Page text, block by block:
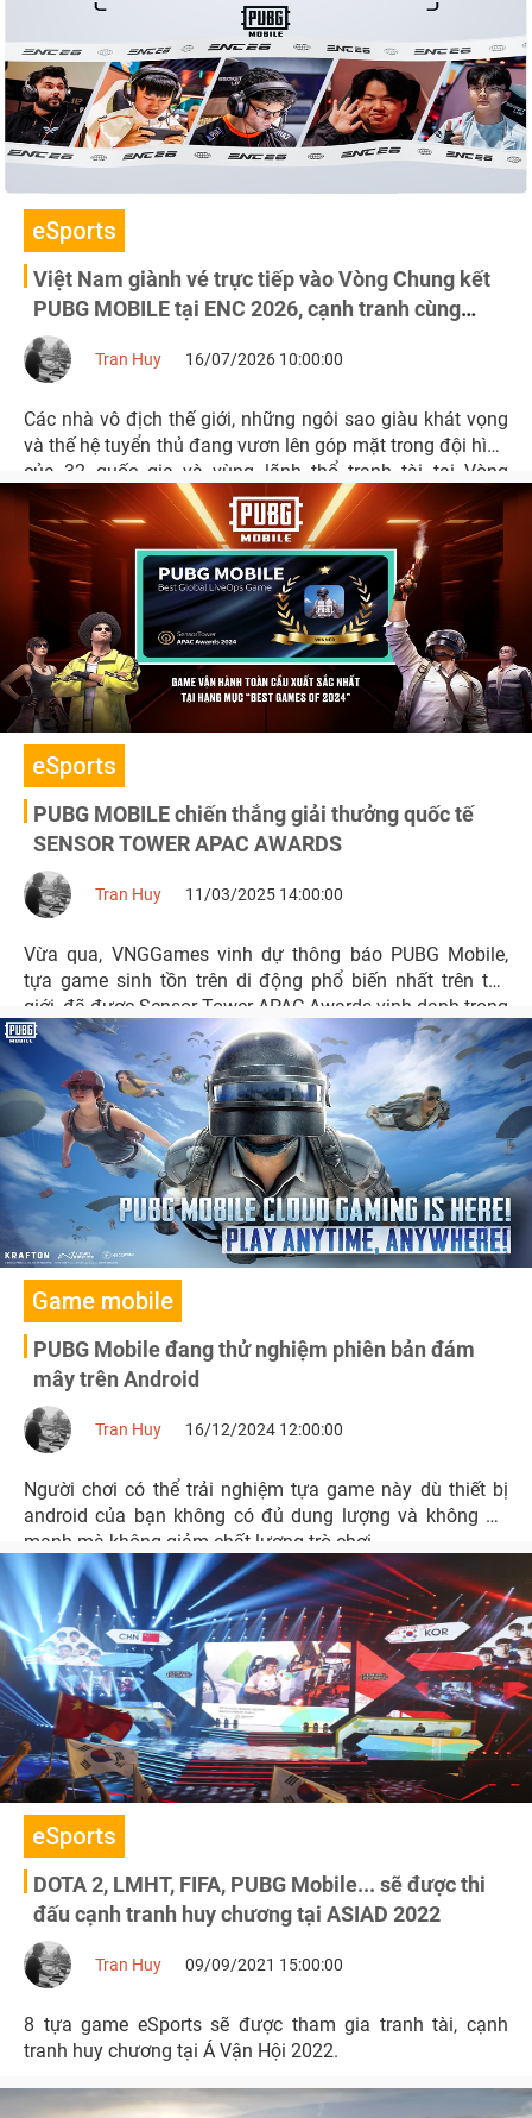
eSports
Việt Nam giành vé trực tiếp vào Vòng Chung kết
PUBG MOBILE tại ENC 2026, cạnh tranh cùng
những đội tuyển hàng đầu thế giới
Các nhà vô địch thế giới, những ngôi sao giàu khát vọng
và thế hệ tuyển thủ đang vươn lên góp mặt trong đội hình
của 32 quốc gia và vùng lãnh thổ tranh tài tại Vòng
Chung kết PUBG MOBILE của ENC
eSports
PUBG MOBILE chiến thắng giải thưởng quốc tế
SENSOR TOWER APAC AWARDS
Vừa qua, VNGGames vinh dự thông báo PUBG Mobile,
tựa game sinh tồn trên di động phổ biến nhất trên thế
giới, đã được Sensor Tower APAC Awards vinh danh trong
hạng mục “Best Games of 2024”.
Game mobile
PUBG Mobile đang thử nghiệm phiên bản đám
mây trên Android
Người chơi có thể trải nghiệm tựa game này dù thiết bị
android của bạn không có đủ dung lượng và không đủ
mạnh mà không giảm chất lượng trò chơi.
eSports
DOTA 2, LMHT, FIFA, PUBG Mobile... sẽ được thi
đấu cạnh tranh huy chương tại ASIAD 2022
8 tựa game eSports sẽ được tham gia tranh tài, cạnh